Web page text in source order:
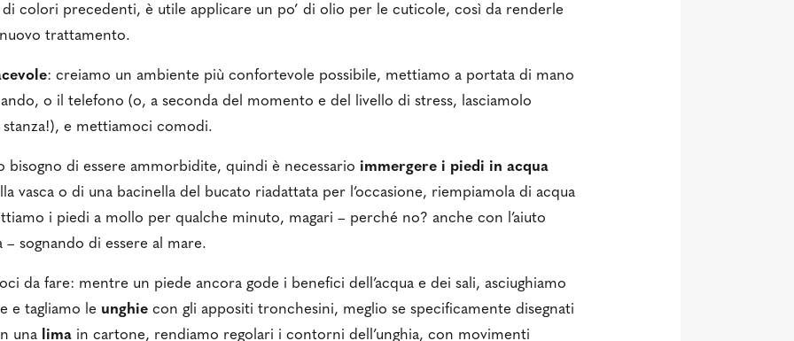
di colori precedenti, è utile applicare un po’ di olio per le cuticole, così da renderle
trattamento.
: creiamo un ambiente più confortevole possibile, mettiamo a portata di mano
o il telefono (o, a seconda del momento e del livello di stress, lasciamolo
stanza!), e mettiamoci comodi.
bisogno di essere ammorbidite, quindi è necessario immergere i piedi in acqua
vasca o di una bacinella del bucato riadattata per l’occasione, riempiamola di acqua
i piedi a mollo per qualche minuto, magari – perché no? anche con l’aiuto
sognando di essere al mare.
da fare: mentre un piede ancora gode i benefici dell’acqua e dei sali, asciughiamo
e tagliamo le unghie con gli appositi tronchesini, meglio se specificamente disegnati
una
lima in cartone, rendiamo regolari i contorni dell’unghia, con movimenti